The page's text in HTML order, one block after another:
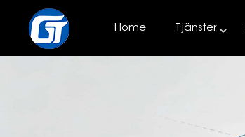
Home Tjänster